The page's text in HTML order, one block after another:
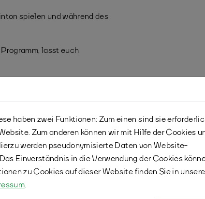
spielen und während des
lasst euch
Sommercamp
haben zwei Funktionen: Zum einen sind sie
Zum anderen können wir mit Hilfe der Cookies
werden pseudonymisierte Daten von Website-
Einverständnis in die Verwendung der Cookies
zu Cookies auf dieser Website finden Sie in
.